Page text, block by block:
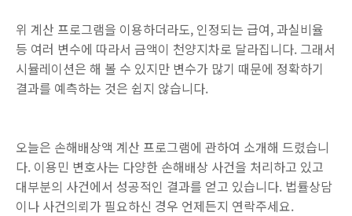
위 계산 프로그램을 이용하더라도, 인정되는 급여, 과실비율
등 여러 변수에 따라서 금액이 천양지차로 달라집니다. 그래서
시뮬레이션은 해 볼 수 있지만 변수가 많기 때문에 정확하기
결과를 예측하는 것은 쉽지 않습니다.
오늘은 손해배상액 계산 프로그램에 관하여 소개해 드렸습니
다. 이용민 변호사는 다양한 손해배상 사건을 처리하고 있고
대부분의 사건에서 성공적인 결과를 얻고 있습니다. 법률상담
이나 사건의뢰가 필요하신 경우 언제든지 연락주세요.